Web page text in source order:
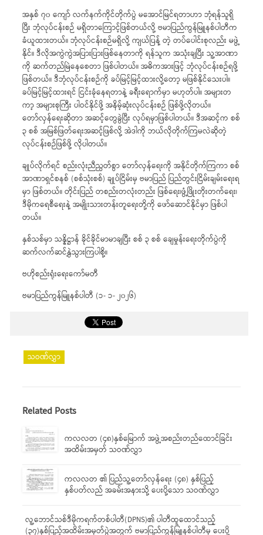
အနှစ် ၇၀ ကျော် လက်နက်ကိုင်တိုက်ပွဲ မအောင်မြင်ရတာဟာ ဘုံရန်သူရှိ
ပြီး ဘုံလုပ်ငန်းစဉ် မရှိတာကြောင့်ဖြစ်တယ်လို့ ဗမာပြည်ကွန်မြူနစ်ပါတီက
ခံယူထားတယ်။ ဘုံလုပ်ငန်းစဉ်မရှိလို့ ကျယ်ပြန့် တဲ့ တပ်ပေါင်းစုလည်း မဖွဲ့
နိုင်။ ဒီလိုအကွဲကွဲအပြားပြားဖြစ်နေတာကို ရန်သူက အသုံးချပြီး သူ့အာဏာ
ကို ဆက်တည်မြဲနေစေတာ ဖြစ်ပါတယ်။ အဓိကအားဖြင့် ဘုံလုပ်ငန်းစဉ်ရဖို့
ဖြစ်တယ်။ ဒီဘုံလုပ်ငန်းစဉ်ကို ခပ်မြင့်မြင့်ထားလို့တော့ မဖြစ်နိုင်သေးပါ။
ခပ်မြင့်မြင့်ထားရင် ငြင်းခုံနေရတာနဲ့ ခရီးရောက်မှာ မဟုတ်ပါ။ အများတ
ကာ့ အများစုကြီး ပါဝင်နိုင်ဖို့ အနိမ့်ဆုံးလုပ်ငန်းစဉ် ဖြစ်ဖို့လိုတယ်။
တော်လှန်ရေးဆိုတာ အဆင့်တွေခွဲပြီး လုပ်ရမှာဖြစ်ပါတယ်။ ဒီအဆင့်က စစ်
၃ စစ် အမြစ်ဖြတ်ရေးအဆင့်ဖြစ်လို့ အဲဒါကို ဘယ်လိုတိုက်ကြမလဲဆိုတဲ့
လုပ်ငန်းစဉ်ဖြစ်ဖို့ လိုပါတယ်။
ချုပ်လိုက်ရင် စည်းလုံးညီညွတ်စွာ တော်လှန်ရေးကို အနိုင်တိုက်ကြကာ စစ်
အာဏာရှင်စနစ် (စစ်သုံးစစ်) ချုပ်ငြိမ်းမှ ဗမာပြည် ပြည်တွင်းငြိမ်းချမ်းရေးရ
မှာ ဖြစ်တယ်။ တိုင်းပြည် တစည်းတလုံးတည်း ဖြစ်ရေး၊ဖွံ့ဖြိုးတိုးတက်ရေး၊
ဒီမိုကရေစီရေးနဲ့ အမျိုးသားတန်းတူရေးတို့ကို ဖော်ဆောင်နိုင်မှာ ဖြစ်ပါ
တယ်။
နှစ်သစ်မှာ သန္နိဋ္ဌာန် ခိုင်ခိုင်မာမာချပြီး စစ် ၃ စစ် ချေမှုန်းရေးတိုက်ပွဲကို
ဆက်လက်ဆင်နွှဲသွားကြပါစို့။
ဗဟိုစည်းရုံးရေးကော်မတီ
ဗမာပြည်ကွန်မြူနစ်ပါတီ (၁- ၁- ၂၀၂၆)
သဝဏ်လွှာ
Related Posts
ကလလတ (၄၈)နှစ်မြောက် အဖွဲ့အစည်းတည်ထောင်ခြင်း
အထိမ်းအမှတ် သဝဏ်လွှာ
ကလလတ ၏ ပြည်သူ့တော်လှန်ရေး (၄၈) နှစ်ပြည့်
နှစ်ပတ်လည် အခမ်းအနားသို့ ပေးပို့သော သဝဏ်လွှာ
လူ့ဘောင်သစ်ဒီမိုကရက်တစ်ပါတီ(DPNS)၏ ပါတီထူထောင်သည့်
(၃၇)နှစ်ပြည့်အထိမ်းအမှတ်ပွဲအတွက် ဗမာပြည်ကွန်မြူနစ်ပါတီမှ ပေးပို့